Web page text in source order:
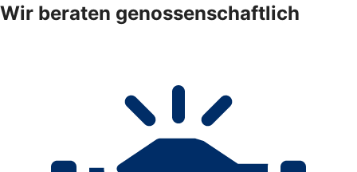
Wir beraten genossenschaftlich